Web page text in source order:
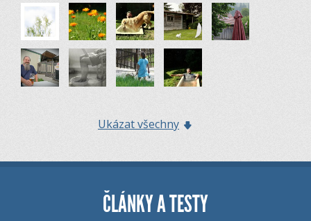
Ukázat všechny
ČLÁNKY A TESTY